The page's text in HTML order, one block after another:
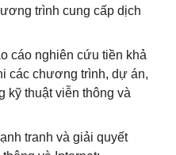
trình cung cấp dịch
cáo nghiên cứu tiền khả
các chương trình, dự án,
kỹ thuật viễn thông và
tranh và giải quyết